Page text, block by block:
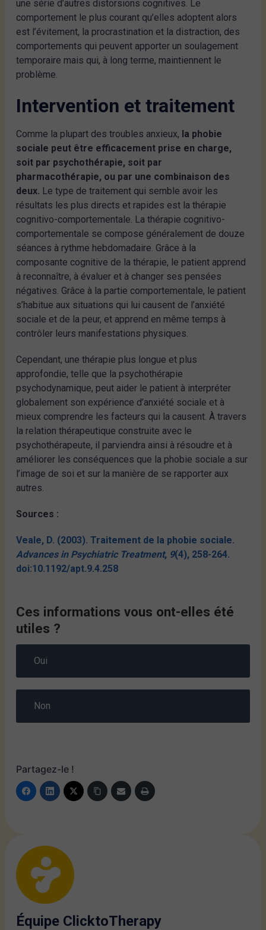
une série d’autres distorsions cognitives. Le
comportement le plus courant qu’elles adoptent alors
est l’évitement, la procrastination et la distraction, des
comportements qui peuvent apporter un soulagement
temporaire mais qui, à long terme, maintiennent le
problème.
Intervention et traitement
Comme la plupart des troubles anxieux, la phobie
sociale peut être efficacement prise en charge,
soit par psychothérapie, soit par
pharmacothérapie, ou par une combinaison des
deux. Le type de traitement qui semble avoir les
résultats les plus directs et rapides est la thérapie
cognitivo-comportementale. La thérapie cognitivo-
comportementale se compose généralement de douze
séances à rythme hebdomadaire. Grâce à la
composante cognitive de la thérapie, le patient apprend
à reconnaître, à évaluer et à changer ses pensées
négatives. Grâce à la partie comportementale, le patient
s’habitue aux situations qui lui causent de l’anxiété
sociale et de la peur, et apprend en même temps à
contrôler leurs manifestations physiques.
Cependant, une thérapie plus longue et plus
approfondie, telle que la psychothérapie
psychodynamique, peut aider le patient à interpréter
globalement son expérience d’anxiété sociale et à
mieux comprendre les facteurs qui la causent. À travers
la relation thérapeutique construite avec le
psychothérapeute, il parviendra ainsi à résoudre et à
améliorer les conséquences que la phobie sociale a sur
l’image de soi et sur la manière de se rapporter aux
autres.
Sources :
Veale, D. (2003). Traitement de la phobie sociale.
Advances in Psychiatric Treatment, 9(4), 258-264.
doi:10.1192/apt.9.4.258
Ces informations vous ont-elles été
utiles ?
Oui
Non
Partagez-le !
Équipe ClicktoTherapy